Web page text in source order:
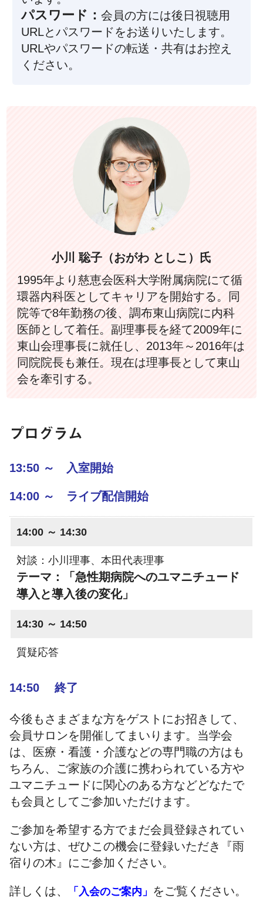
パスワード：会員の方には後日視聴用
URLとパスワードをお送りいたします。
URLやパスワードの転送・共有はお控え
ください。
小川 聡子（おがわ としこ）氏
1995年より慈恵会医科大学附属病院にて循
環器内科医としてキャリアを開始する。同
院等で8年勤務の後、調布東山病院に内科
医師として着任。副理事長を経て2009年に
東山会理事長に就任し、2013年～2016年は
同院院長も兼任。現在は理事長として東山
会を牽引する。
プログラム
13:50 ～ 入室開始
14:00 ～ ライブ配信開始
14:00 ～ 14:30
対談：小川理事、本田代表理事
テーマ：「急性期病院へのユマニチュード
導入と導入後の変化」
14:30 ～ 14:50
質疑応答
14:50 終了
今後もさまざまな方をゲストにお招きして、
会員サロンを開催してまいります。当学会
は、医療・看護・介護などの専門職の方はも
ちろん、ご家族の介護に携わられている方や
ユマニチュードに関心のある方などどなたで
も会員としてご参加いただけます。
ご参加を希望する方でまだ会員登録されてい
ない方は、ぜひこの機会に登録いただき『雨
宿りの木』にご参加ください。
詳しくは、 「入会のご案内」 をご覧ください。